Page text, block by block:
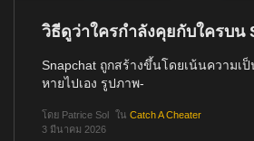
วิธีดูว่าใครกำลังคุยกับใครบน
Snapchat ถูกสร้างขึ้นโดยเน้นความเ
หายไปเอง รูปภาพ-
โดย Patrice Sol ใน Catch A Cheater
3 มีนาคม 2026